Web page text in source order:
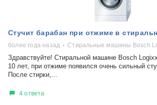
Стучит барабан при отжиме в
более года назад Стиральные машины Bosch
Здравствуйте! Стиральной машине Bosch
10 лет, при отжиме появился очень сильный
После стирки,...
4 ответа